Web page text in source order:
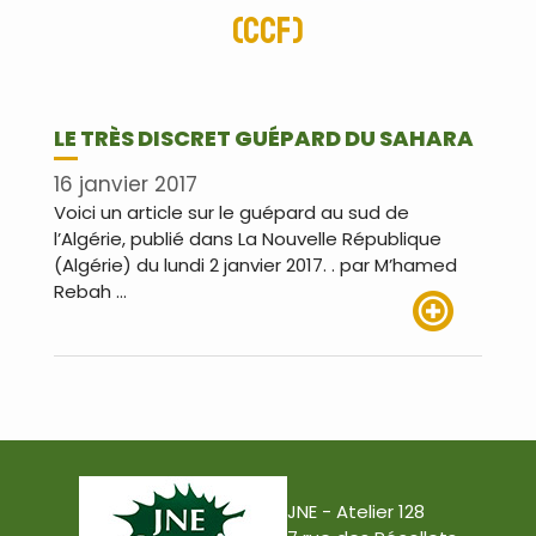
(CCF)
LE TRÈS DISCRET GUÉPARD DU SAHARA
16 janvier 2017
Voici un article sur le guépard au sud de
l’Algérie, publié dans La Nouvelle République
(Algérie) du lundi 2 janvier 2017. . par M’hamed
Rebah …
JNE - Atelier 128